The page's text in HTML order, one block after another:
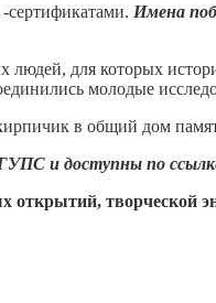
Имена
для которых
молодые
в общий дом
и доступны по
открытий, творческой